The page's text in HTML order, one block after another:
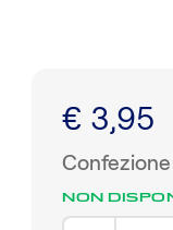
€ 3,95
Confezione
NON